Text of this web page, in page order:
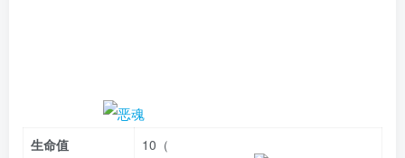
生命值 10（